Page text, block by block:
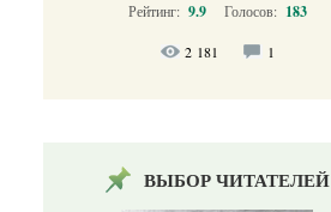
Рейтинг: 9.9 Голосов: 183
2 181 1
ВЫБОР ЧИТАТЕЛЕЙ